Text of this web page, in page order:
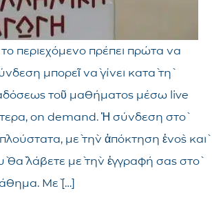
το περιεχόμενο πρέπει πρώτα να
μπορεῖ νὰ γίνει κατὰ τὴ
τοῦ μαθήματος μέσω live
on demand. Ἡ σύνδεση στὸ
μὲ τὴν ἀπόκτηση ἑνὸς καὶ
θὰ λάβετε μὲ τὴν ἐγγραφή σας στὸ
Μὲ […]